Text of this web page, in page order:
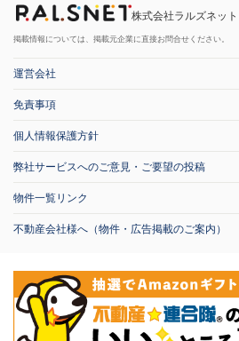
株式会社ラルズネット
掲載情報については、掲載元企業に直接お問合せください。
運営会社
免責事項
個人情報保護方針
弊社サービスへのご意見・ご要望の投稿
物件一覧リンク
不動産会社様へ（物件・広告掲載のご案内）